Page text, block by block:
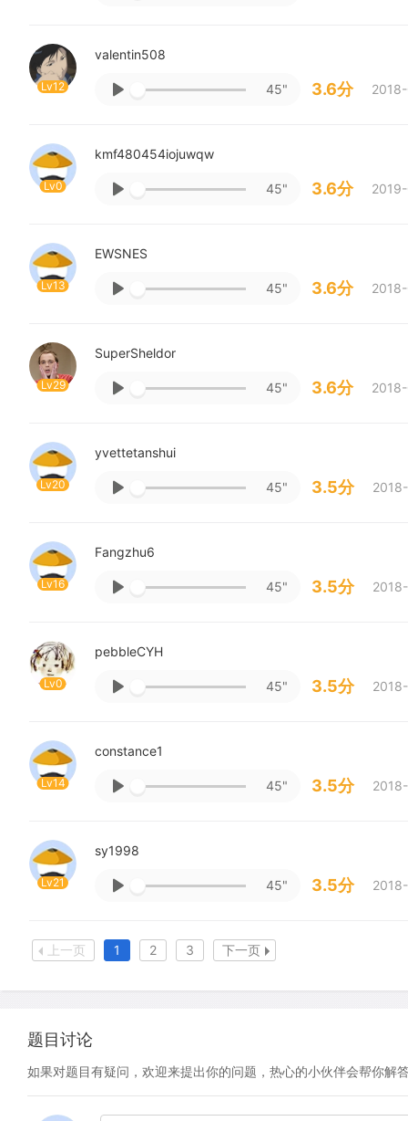
Lv12
valentin508
45" 3.6分
Lv0
kmf480454iojuwqw
45" 3.6分
Lv13
EWSNES
45" 3.6分
Lv29
SuperSheldor
45" 3.6分
Lv20
yvettetanshui
45" 3.5分
Lv16
Fangzhu6
45" 3.5分
Lv0
pebbleCYH
45" 3.5分
Lv14
constance1
45" 3.5分
Lv21
sy1998
45" 3.5分
上一页 1 2 3 下一页
题目讨论
如果对题目有疑问，欢迎来提出你的问题，热心的小伙伴会帮你解